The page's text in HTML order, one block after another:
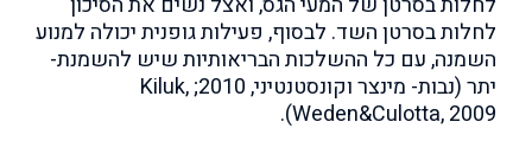
לחלות בסרטן השד. לבסוף, פעילות גופנית יכולה למנוע
השמנה, עם כל ההשלכות הבריאותיות שיש להשמנת-
יתר (נבות- מינצר וקונסטנטיני, 2010; Kiluk,
Weden&Culotta, 2009).